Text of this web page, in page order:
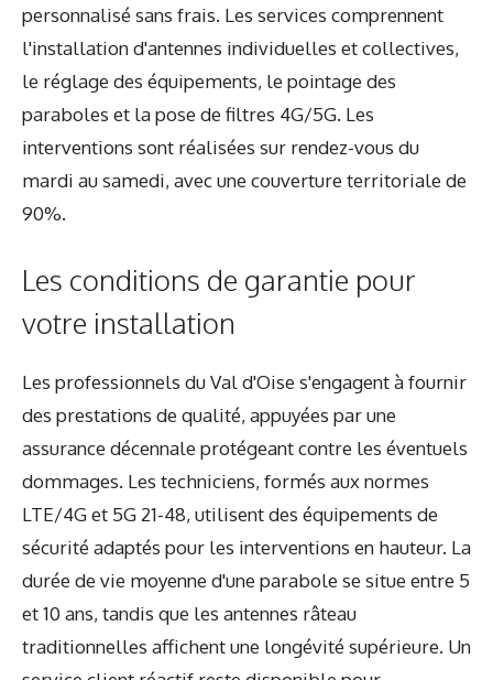
personnalisé sans frais. Les services comprennent
l'installation d'antennes individuelles et collectives,
le réglage des équipements, le pointage des
paraboles et la pose de filtres 4G/5G. Les
interventions sont réalisées sur rendez-vous du
mardi au samedi, avec une couverture territoriale de
90%.
Les conditions de garantie pour
votre installation
Les professionnels du Val d'Oise s'engagent à fournir
des prestations de qualité, appuyées par une
assurance décennale protégeant contre les éventuels
dommages. Les techniciens, formés aux normes
LTE/4G et 5G 21-48, utilisent des équipements de
sécurité adaptés pour les interventions en hauteur. La
durée de vie moyenne d'une parabole se situe entre 5
et 10 ans, tandis que les antennes râteau
traditionnelles affichent une longévité supérieure. Un